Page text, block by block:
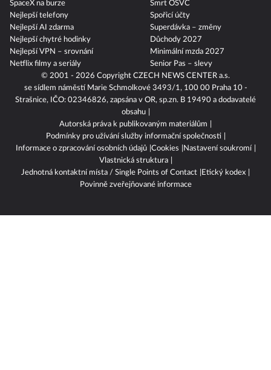
© 2001 - 2026 Copyright
CZECH NEWS CENTER a.s.
se sídlem náměstí Marie Schmolkové 3493/1, 100 00 Praha 10 -
Strašnice, IČO: 02346826, zapsána v OR, sp.zn. B 19490 a dodavatelé
obsahu
Autorská práva k publikovaným materiálům
Podmínky pro užívání služby informační společnosti
Informace o zpracování osobních údajů
Cookies
Nastavení soukromí
Vlastnická struktura
SpaceX na burze
Nejlepší telefony
Nejlepší AI zdarma
Nejlepší chytré hodinky
Nejlepší VPN – srovnání
Netflix filmy a seriály
Smrt OSVČ
Spořicí účty
Superdávka – změny
Důchody 2027
Minimální mzda 2027
Senior Pas – slevy